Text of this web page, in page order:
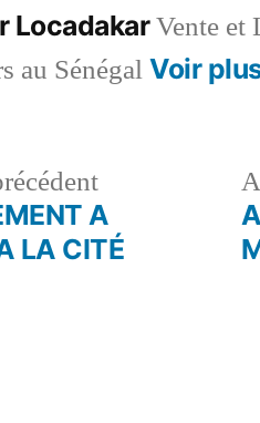
LocadakarVente et
au SénégalVoir
Article
précédent :
A
LA CITÉ